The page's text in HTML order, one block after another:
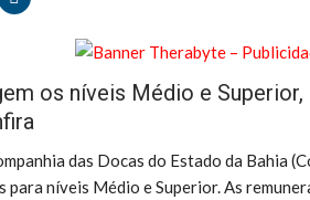
os níveis Médio e
das Docas do Estado da Bahia
níveis Médio e Superior. As